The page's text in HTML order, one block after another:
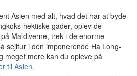
Asien med alt, hvad det har at byde
hektiske gader, oplev de
Maldiverne, trek i de enorme
sejltur i den imponerende Ha Long-
meget mere kan du opleve på
til Asien.